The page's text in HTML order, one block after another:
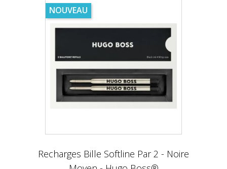
NOUVEAU
Recharges Bille Softline Par 2 - Noire